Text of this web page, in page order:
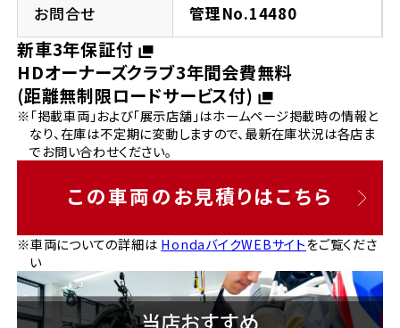
お問合せ 管理No.14480
新車3年保証付
HDオーナーズクラブ3年間会費無料
(距離無制限ロードサービス付)
※「掲載車両」および「展示店舗」はホームページ掲載時の情報と
なり、在庫は不定期に変動しますので、最新在庫状況は各店ま
でお問い合わせください。
この車両のお見積りはこちら
※車両についての詳細は HondaバイクWEBサイトをご覧くださ
い
神奈川県
ホンダドリーム 磯子
ホンダドリーム 横浜都筑
ホンダドリーム 横浜緑
岐阜県
ホンダドリーム 岐阜
ホンダドリーム 京都北山
兵庫県
ホンダドリーム 神戸灘
ホンダドリーム 尼崎
ホンダドリーム 姫路
香川県
ホンダドリーム 高松
高知県